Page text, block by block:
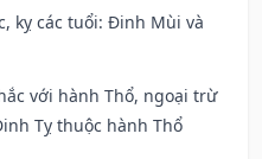
kỵ các tuổi: Đinh Mùi và
với hành Thổ, ngoại trừ
Tỵ thuộc hành Thổ